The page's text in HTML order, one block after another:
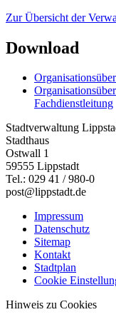
Zur Übersicht der
Download
Fachdienstleitung
Stadtverwaltung
Stadthaus
Ostwall 1
59555 Lippstadt
Tel.: 029 41 / 980-0
post@lippstadt.de
Impressum
Datenschutz
Sitemap
Kontakt
Stadtplan
Cookie
Hinweis zu Cookies